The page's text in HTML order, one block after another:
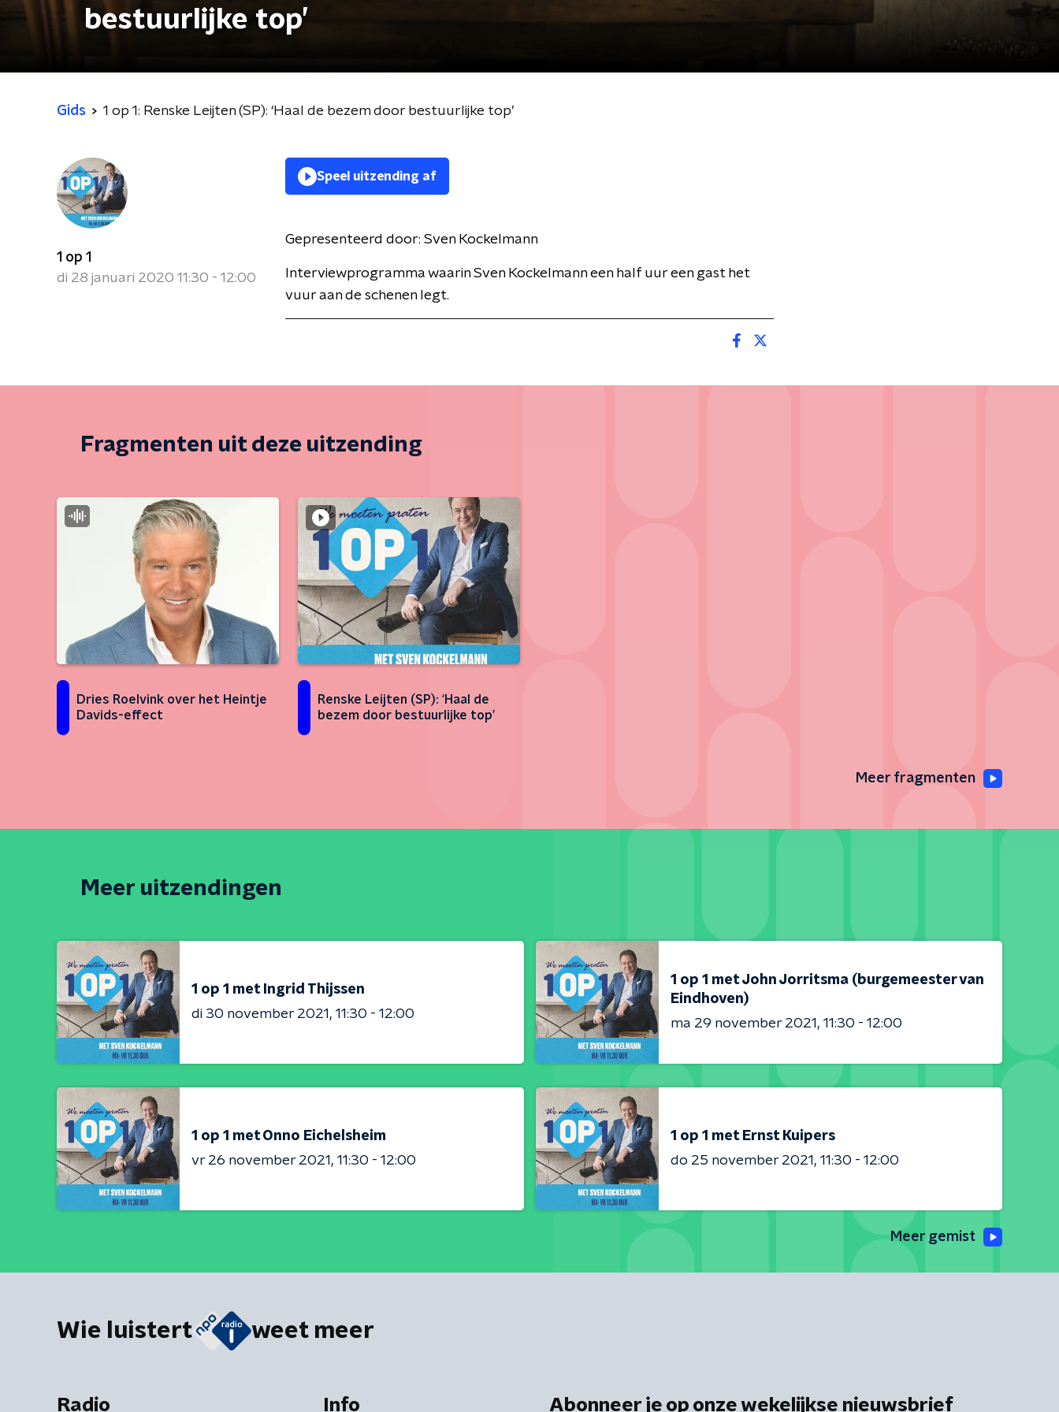
bestuurlijke top’
Gids 1 op 1: Renske Leijten (SP): ‘Haal de bezem door bestuurlijke top’
1 op 1
di 28 januari 2020 11:30 - 12:00
Speel uitzending af
Gepresenteerd door: Sven Kockelmann
Interviewprogramma waarin Sven Kockelmann een half uur een gast het
vuur aan de schenen legt.
Fragmenten uit deze uitzending
Dries Roelvink over het Heintje
Davids-effect
Renske Leijten (SP): ‘Haal de
bezem door bestuurlijke top’
Meer fragmenten
Meer uitzendingen
1 op 1 met Ingrid Thijssen
di 30 november 2021
11:30 - 12:00
1 op 1 met John Jorritsma (burgemeester van
Eindhoven)
ma 29 november 2021
11:30 - 12:00
1 op 1 met Onno Eichelsheim
vr 26 november 2021
11:30 - 12:00
1 op 1 met Ernst Kuipers
do 25 november 2021
11:30 - 12:00
Meer gemist
Wie luistert weet meer
Radio Info Abonneer je op onze wekelijkse nieuwsbrief